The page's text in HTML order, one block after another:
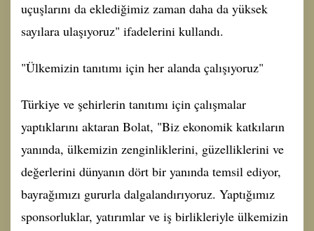
uçuşlarını da eklediğimiz zaman daha da yüksek
sayılara ulaşıyoruz" ifadelerini kullandı.
"Ülkemizin tanıtımı için her alanda çalışıyoruz"
Türkiye ve şehirlerin tanıtımı için çalışmalar
yaptıklarını aktaran Bolat, "Biz ekonomik katkıların
yanında, ülkemizin zenginliklerini, güzelliklerini ve
değerlerini dünyanın dört bir yanında temsil ediyor,
bayrağımızı gururla dalgalandırıyoruz. Yaptığımız
sponsorluklar, yatırımlar ve iş birlikleriyle ülkemizin